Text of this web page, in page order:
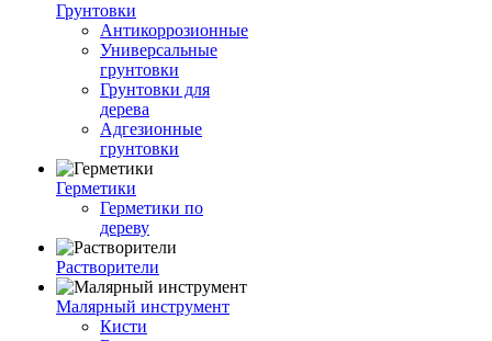
Грунтовки
Антикоррозионные
Универсальные
грунтовки
Грунтовки для
дерева
Адгезионные
грунтовки
Герметики
Герметики по
дереву
Растворители
Малярный инструмент
Кисти